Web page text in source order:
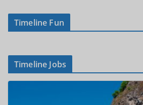
Timeline Fun
Timeline Jobs